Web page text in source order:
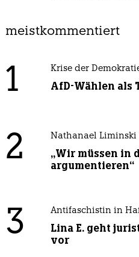
meistkommentiert
1 Krise der
AfD-Wählen als
2 Nathanael Liminski
„Wir müssen in
argumentieren“
3 Antifaschistin in
Lina E. geht
vor